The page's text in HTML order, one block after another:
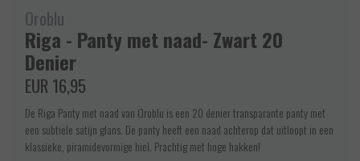
Oroblu
Riga - Panty met naad- Zwart 20
Denier
EUR 16,95
De Riga Panty met naad van Oroblu is een 20 denier transparante panty met
een subtiele satijn glans. De panty heeft een naad achterop dat uitloopt in een
klassieke, piramidevormige hiel. Prachtig met hoge hakken!